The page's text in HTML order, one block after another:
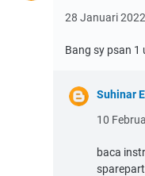
28 Januari
Bang sy psan 1
Suhinar El
10
baca